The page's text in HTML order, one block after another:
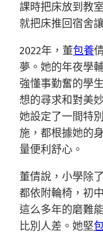
課時把床放到教
就把床推回宿舍
2022年，董包養
夢。她的年夜學
強懂事勤奮的學
想的尋求和對美
她設定了一間特
施，都根據她的
量便利舒心。
董倩說，小學除
都依附輪椅，初
這么多年的磨難
比別人差。她堅